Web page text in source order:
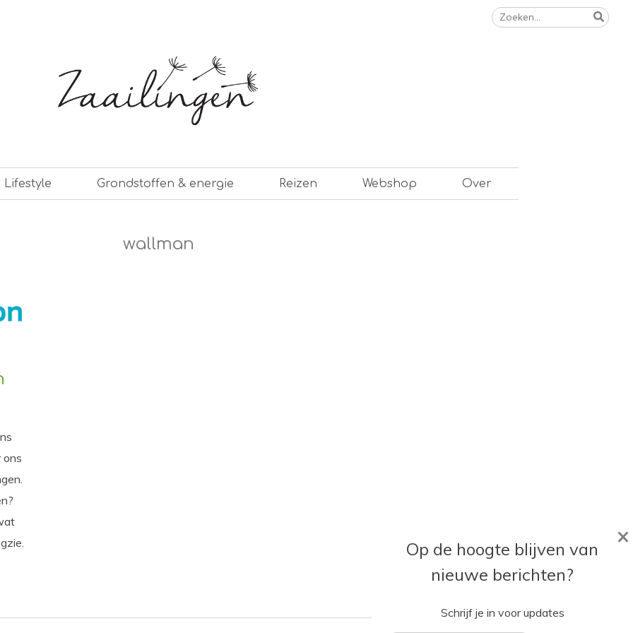
Zoeken
naar:
Lifestyle Grondstoffen & energie Reizen Webshop Over
wallman
ons
Op de hoogte blijven van
nieuwe berichten?
Schrijf je in voor updates
×